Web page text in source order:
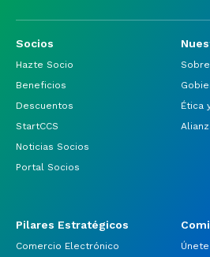
Socios
Hazte Socio
Beneficios
Descuentos
StartCCS
Noticias Socios
Portal Socios
Ética
Pilares Estratégicos
Comercio Electrónico